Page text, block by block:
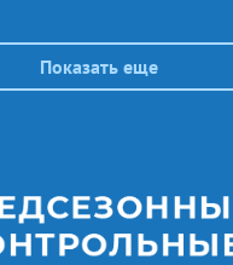
Показать еще